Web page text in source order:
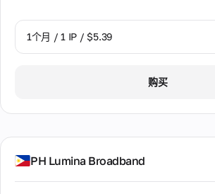
伙
伴
托
1个月 / 1 IP / $5.39
购买
PH Lumina Broadband